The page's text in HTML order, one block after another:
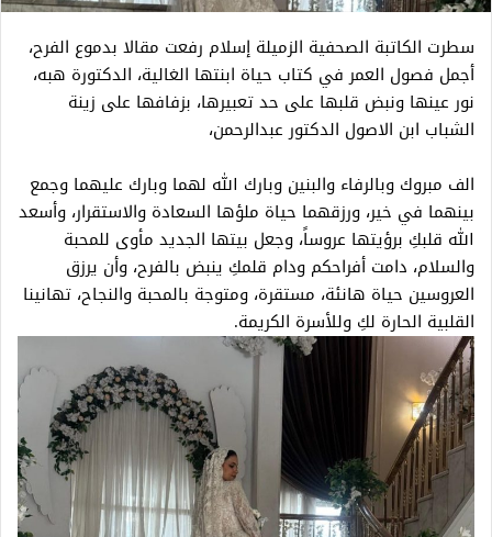
سطرت الكاتبة الصحفية الزميلة إسلام رفعت مقالا بدموع الفرح،
أجمل فصول العمر في كتاب حياة ابنتها الغالية، الدكتورة هبه،
نور عينها ونبض قلبها على حد تعبيرها، بزفافها على زينة
الشباب ابن الاصول الدكتور عبدالرحمن،
الف مبروك وبالرفاء والبنين وبارك الله لهما وبارك عليهما وجمع
بينهما في خير، ورزقهما حياة ملؤها السعادة والاستقرار، وأسعد
الله قلبكِ برؤيتها عروساً، وجعل بيتها الجديد مأوى للمحبة
والسلام، دامت أفراحكم ودام قلمكِ ينبض بالفرح، وأن يرزق
العروسين حياة هانئة، مستقرة، ومتوجة بالمحبة والنجاح، تهانينا
القلبية الحارة لكِ وللأسرة الكريمة.